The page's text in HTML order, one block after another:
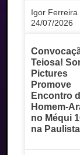
Igor Ferreira
24/07/2026
Teiosa!
Pictures
Promove
Encontro
Homem-
no Méqui
na Paulista